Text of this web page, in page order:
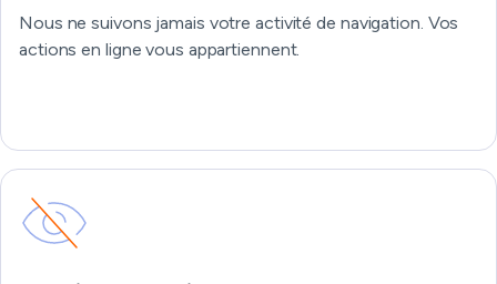
Nous ne suivons jamais votre activité de navigation. Vos
actions en ligne vous appartiennent.